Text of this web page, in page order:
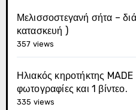
Μελισσοστεγανή σήτα –
κατασκευή )
357 views
Ηλιακός κηροτήκτης
φωτογραφίες και 1 βίντεο.
335 views